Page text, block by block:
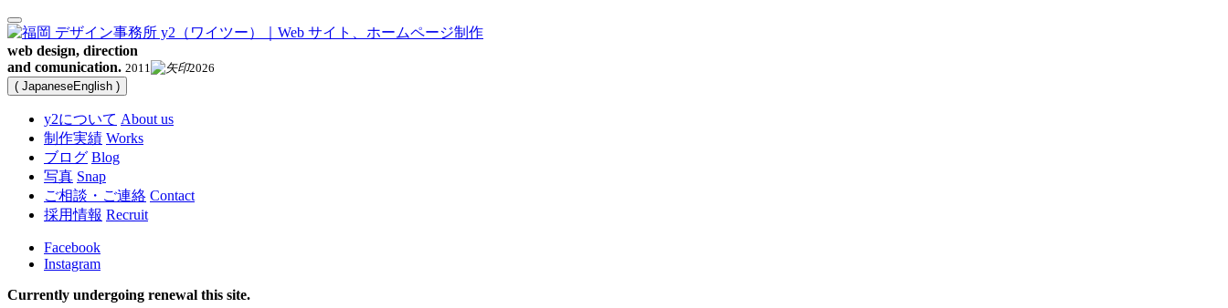
web design, direction
and comunication. 2011
2026
( JapaneseEnglish )
y2について About us
制作実績 Works
ブログ Blog
写真 Snap
ご相談・ご連絡 Contact
採用情報 Recruit
Facebook
Instagram
Currently undergoing renewal this site.